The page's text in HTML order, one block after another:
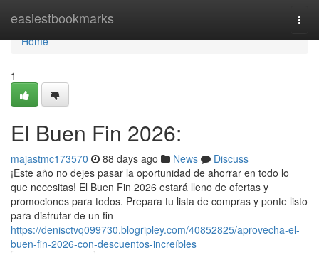
easiestbookmarks
Home
Home
1
El Buen Fin 2026:
majastmc173570 88 days ago News
Discuss
¡Este año no dejes pasar la oportunidad de ahorrar en todo lo
que necesitas! El Buen Fin 2026 estará lleno de ofertas y
promociones para todos. Prepara tu lista de compras y ponte listo
para disfrutar de un fin
https://denisctvq099730.blogripley.com/40852825/aprovecha-el-
buen-fin-2026-con-descuentos-increíbles